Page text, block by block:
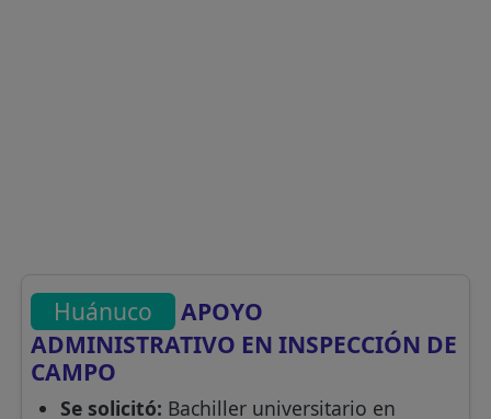
Huánuco
APOYO
ADMINISTRATIVO EN INSPECCIÓN DE
CAMPO
Se solicitó: Bachiller universitario en